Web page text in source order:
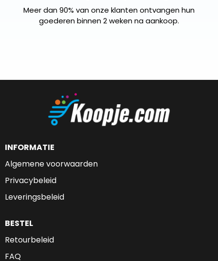
Meer dan 90% van onze klanten ontvangen hun
goederen binnen 2 weken na aankoop.
INFORMATIE
Algemene voorwaarden
Privacybeleid
Leveringsbeleid
BESTEL
Retourbeleid
FAQ